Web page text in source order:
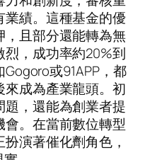
績。這種基金的優
且部分還能轉為無
，成功率約20%到
或91APP，都
成為產業龍頭。初
，還能為創業者提
。在當前數位轉型
演著催化劑角色，